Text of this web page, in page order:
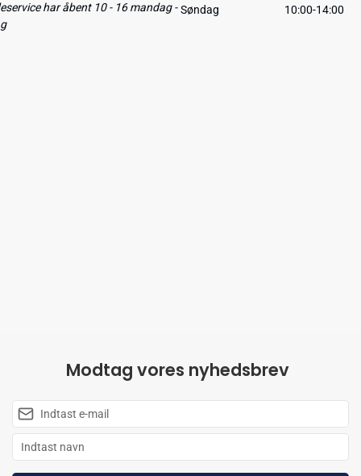
har åbent 10 - 16 mandag - Søndag
10:00-14:00
Modtag vores nyhedsbrev